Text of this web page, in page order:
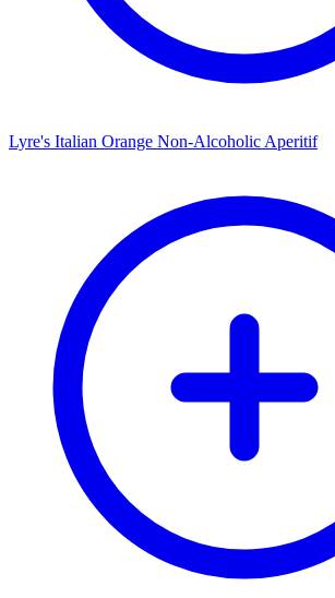
Lyre's Italian Orange Non-Alcoholic Aperitif